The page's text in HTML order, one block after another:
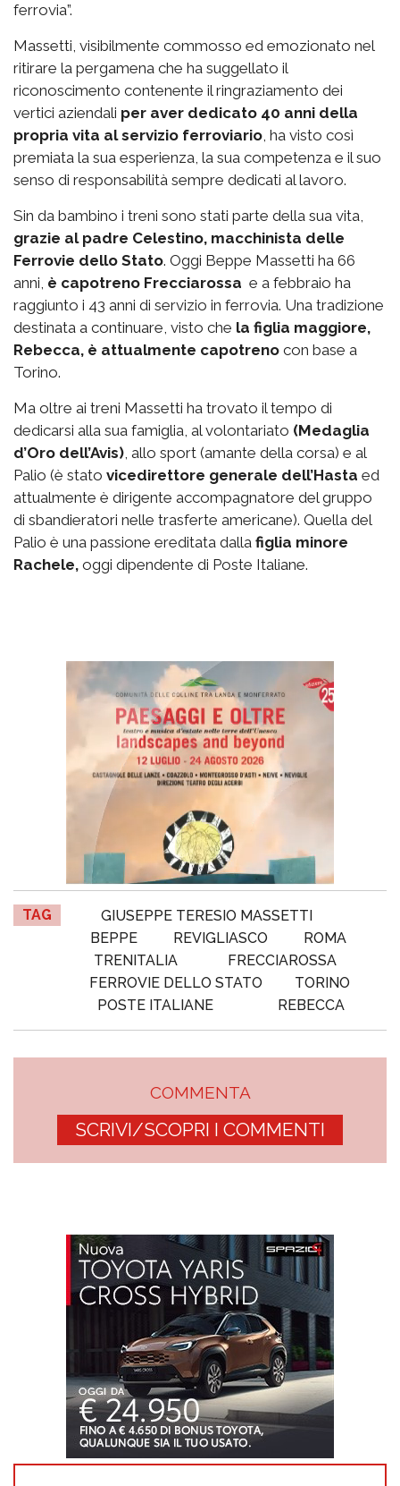
ferrovia”.
Massetti, visibilmente commosso ed emozionato nel
ritirare la pergamena che ha suggellato il
riconoscimento contenente il ringraziamento dei
vertici aziendali per aver dedicato 40 anni della
propria vita al servizio ferroviario, ha visto così
premiata la sua esperienza, la sua competenza e il suo
senso di responsabilità sempre dedicati al lavoro.
Sin da bambino i treni sono stati parte della sua vita,
grazie al padre Celestino, macchinista delle
Ferrovie dello Stato. Oggi Beppe Massetti ha 66
anni, è capotreno Frecciarossa e a febbraio ha
raggiunto i 43 anni di servizio in ferrovia. Una tradizione
destinata a continuare, visto che la figlia maggiore,
Rebecca, è attualmente capotreno con base a
Torino.
Ma oltre ai treni Massetti ha trovato il tempo di
dedicarsi alla sua famiglia, al volontariato (Medaglia
d’Oro dell’Avis), allo sport (amante della corsa) e al
Palio (è stato vicedirettore generale dell’Hasta ed
attualmente è dirigente accompagnatore del gruppo
di sbandieratori nelle trasferte americane). Quella del
Palio è una passione ereditata dalla figlia minore
Rachele, oggi dipendente di Poste Italiane.
TAG
GIUSEPPE TERESIO MASSETTI
BEPPE
REVIGLIASCO
ROMA
TRENITALIA
FRECCIAROSSA
FERROVIE DELLO STATO
TORINO
POSTE ITALIANE
REBECCA
COMMENTA
SCRIVI/SCOPRI I COMMENTI